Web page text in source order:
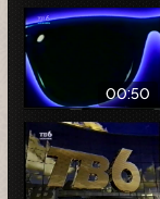
00:50